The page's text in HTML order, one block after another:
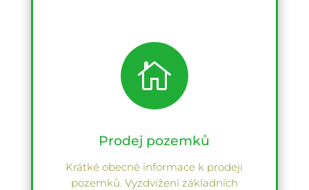

Prodej pozemků
Krátké obecné informace k prodeji
pozemků. Vyzdvižení základních